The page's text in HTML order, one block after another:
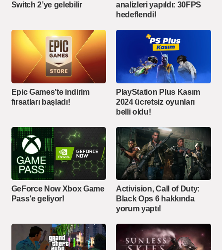
Switch 2’ye gelebilir
analizleri yapıldı: 30FPS
hedeflendi!
Epic Games’te indirim
fırsatları başladı!
PlayStation Plus Kasım
2024 ücretsiz oyunları
belli oldu!
GeForce Now Xbox Game
Pass’e geliyor!
Activision, Call of Duty:
Black Ops 6 hakkında
yorum yaptı!